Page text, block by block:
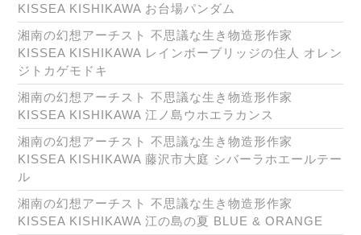
KISSEA KISHIKAWA お台場パンダム
湘南の幻想アーチスト 不思議な生き物造形作家
KISSEA KISHIKAWA レインボーブリッジの住人 オレン
ジトカゲモドキ
湘南の幻想アーチスト 不思議な生き物造形作家
KISSEA KISHIKAWA 江ノ島ウホエラカンス
湘南の幻想アーチスト 不思議な生き物造形作家
KISSEA KISHIKAWA 藤沢市大庭 シバーラホエールテー
ル
湘南の幻想アーチスト 不思議な生き物造形作家
KISSEA KISHIKAWA 江の島の夏 BLUE & ORANGE